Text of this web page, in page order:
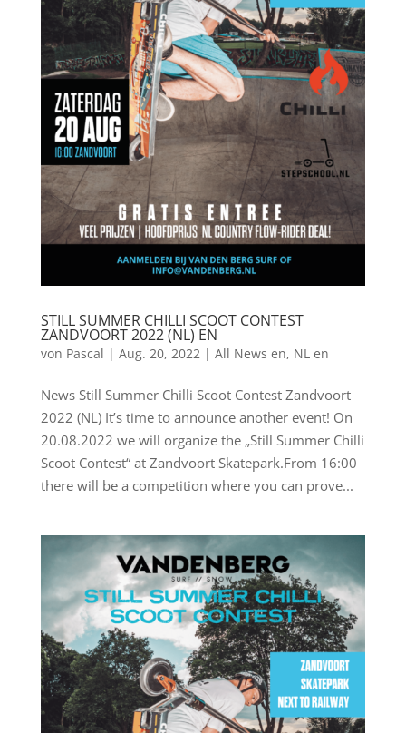
STILL SUMMER CHILLI SCOOT CONTEST
ZANDVOORT 2022 (NL) EN
von Pascal | Aug. 20, 2022| All News en, NL en
News Still Summer Chilli Scoot Contest Zandvoort
2022 (NL) It’s time to announce another event! On
20.08.2022 we will organize the „Still Summer Chilli
Scoot Contest“ at Zandvoort Skatepark.From 16:00
there will be a competition where you can prove...